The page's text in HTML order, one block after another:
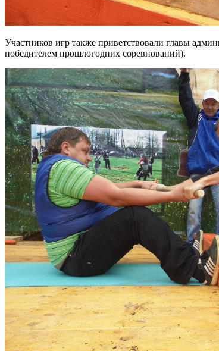
Участников игр также приветствовали главы
победителем прошлогодних соревнований).